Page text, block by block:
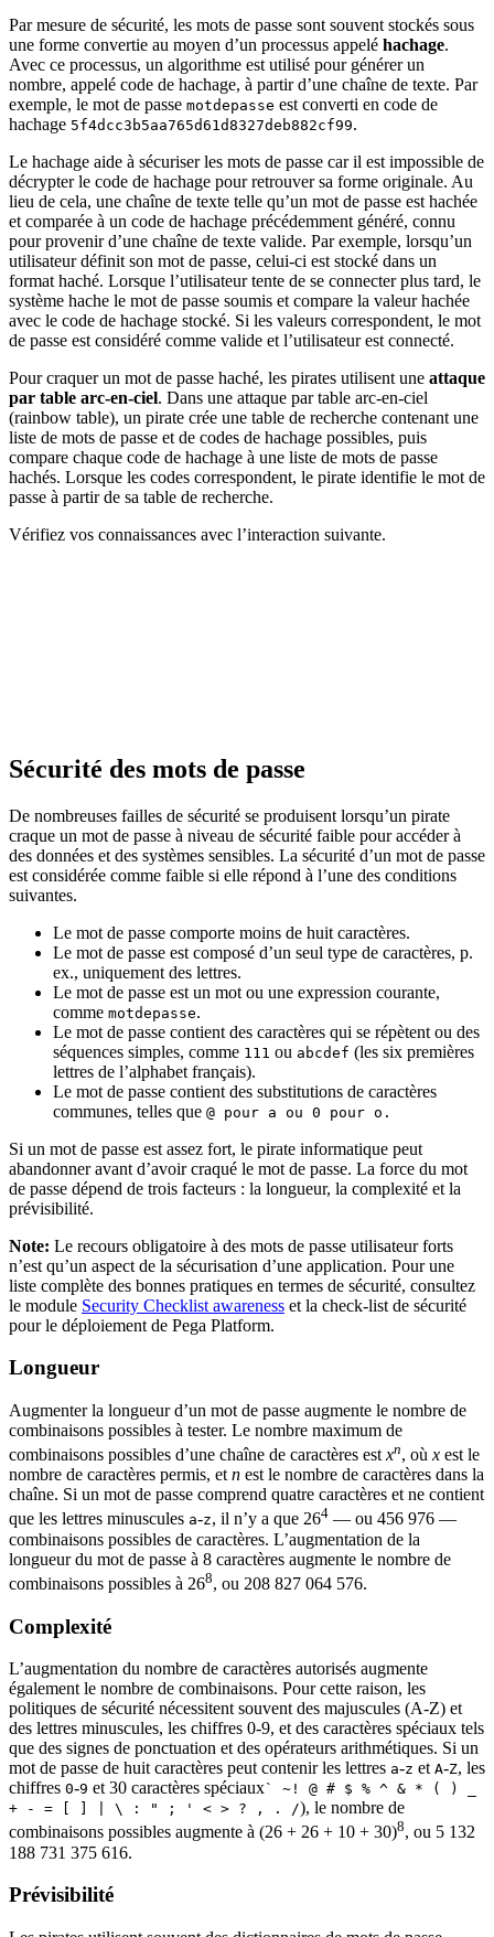
Par mesure de sécurité, les mots de passe sont souvent stockés sous
une forme convertie au moyen d’un processus appelé hachage.
Avec ce processus, un algorithme est utilisé pour générer un
nombre, appelé code de hachage, à partir d’une chaîne de texte. Par
exemple, le mot de passe motdepasse est converti en code de
hachage 5f4dcc3b5aa765d61d8327deb882cf99.
Le hachage aide à sécuriser les mots de passe car il est impossible de
décrypter le code de hachage pour retrouver sa forme originale. Au
lieu de cela, une chaîne de texte telle qu’un mot de passe est hachée
et comparée à un code de hachage précédemment généré, connu
pour provenir d’une chaîne de texte valide. Par exemple, lorsqu’un
utilisateur définit son mot de passe, celui-ci est stocké dans un
format haché. Lorsque l’utilisateur tente de se connecter plus tard, le
système hache le mot de passe soumis et compare la valeur hachée
avec le code de hachage stocké. Si les valeurs correspondent, le mot
de passe est considéré comme valide et l’utilisateur est connecté.
Pour craquer un mot de passe haché, les pirates utilisent une attaque
par table arc-en-ciel. Dans une attaque par table arc-en-ciel
(rainbow table), un pirate crée une table de recherche contenant une
liste de mots de passe et de codes de hachage possibles, puis
compare chaque code de hachage à une liste de mots de passe
hachés. Lorsque les codes correspondent, le pirate identifie le mot de
passe à partir de sa table de recherche.
Vérifiez vos connaissances avec l’interaction suivante.
Sécurité des mots de passe
De nombreuses failles de sécurité se produisent lorsqu’un pirate
craque un mot de passe à niveau de sécurité faible pour accéder à
des données et des systèmes sensibles. La sécurité d’un mot de passe
est considérée comme faible si elle répond à l’une des conditions
suivantes.
Le mot de passe comporte moins de huit caractères.
Le mot de passe est composé d’un seul type de caractères, p.
ex., uniquement des lettres.
Le mot de passe est un mot ou une expression courante,
comme motdepasse.
Le mot de passe contient des caractères qui se répètent ou des
séquences simples, comme 111 ou abcdef (les six premières
lettres de l’alphabet français).
Le mot de passe contient des substitutions de caractères
communes, telles que @ pour a ou 0 pour o .
Si un mot de passe est assez fort, le pirate informatique peut
abandonner avant d’avoir craqué le mot de passe. La force du mot
de passe dépend de trois facteurs : la longueur, la complexité et la
prévisibilité.
Note: Le recours obligatoire à des mots de passe utilisateur forts
n’est qu’un aspect de la sécurisation d’une application. Pour une
liste complète des bonnes pratiques en termes de sécurité, consultez
le module Security Checklist awareness et la check-list de sécurité
pour le déploiement de Pega Platform.
Longueur
Augmenter la longueur d’un mot de passe augmente le nombre de
combinaisons possibles à tester. Le nombre maximum de
combinaisons possibles d’une chaîne de caractères est xn, où x est le
nombre de caractères permis, et n est le nombre de caractères dans la
chaîne. Si un mot de passe comprend quatre caractères et ne contient
que les lettres minuscules a-z, il n’y a que 264 — ou 456 976 —
combinaisons possibles de caractères. L’augmentation de la
longueur du mot de passe à 8 caractères augmente le nombre de
combinaisons possibles à 268, ou 208 827 064 576.
Complexité
L’augmentation du nombre de caractères autorisés augmente
également le nombre de combinaisons. Pour cette raison, les
politiques de sécurité nécessitent souvent des majuscules (A-Z) et
des lettres minuscules, les chiffres 0-9, et des caractères spéciaux tels
que des signes de ponctuation et des opérateurs arithmétiques. Si un
mot de passe de huit caractères peut contenir les lettres a-z et A-Z, les
chiffres 0-9 et 30 caractères spéciaux` ~! @ # $ % ^ & * ( ) _
+ - = [ ] | \ : " ; ' < > ? , . /), le nombre de
combinaisons possibles augmente à (26 + 26 + 10 + 30)8, ou 5 132
188 731 375 616‬.
Prévisibilité